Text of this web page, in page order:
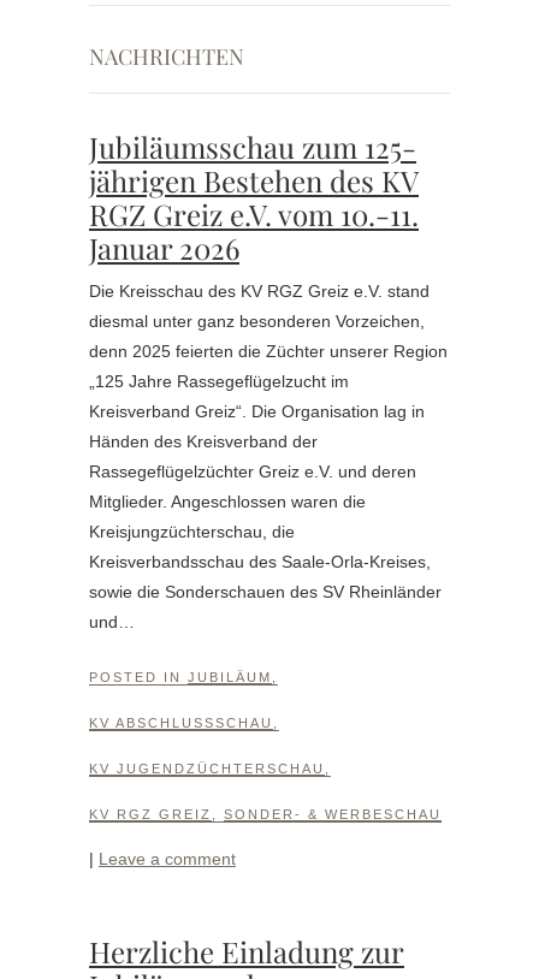
NACHRICHTEN
Jubiläumsschau zum 125-
jährigen Bestehen des KV
RGZ Greiz e.V. vom 10.-11.
Januar 2026
Die Kreisschau des KV RGZ Greiz e.V. stand
diesmal unter ganz besonderen Vorzeichen,
denn 2025 feierten die Züchter unserer Region
„125 Jahre Rassegeflügelzucht im
Kreisverband Greiz“. Die Organisation lag in
Händen des Kreisverband der
Rassegeflügelzüchter Greiz e.V. und deren
Mitglieder. Angeschlossen waren die
Kreisjungzüchterschau, die
Kreisverbandsschau des Saale-Orla-Kreises,
sowie die Sonderschauen des SV Rheinländer
und…
POSTED IN JUBILÄUM
KV ABSCHLUSSSCHAU
KV JUGENDZÜCHTERSCHAU
KV RGZ GREIZ SONDER- & WERBESCHAU
| Leave a comment
Herzliche Einladung zur